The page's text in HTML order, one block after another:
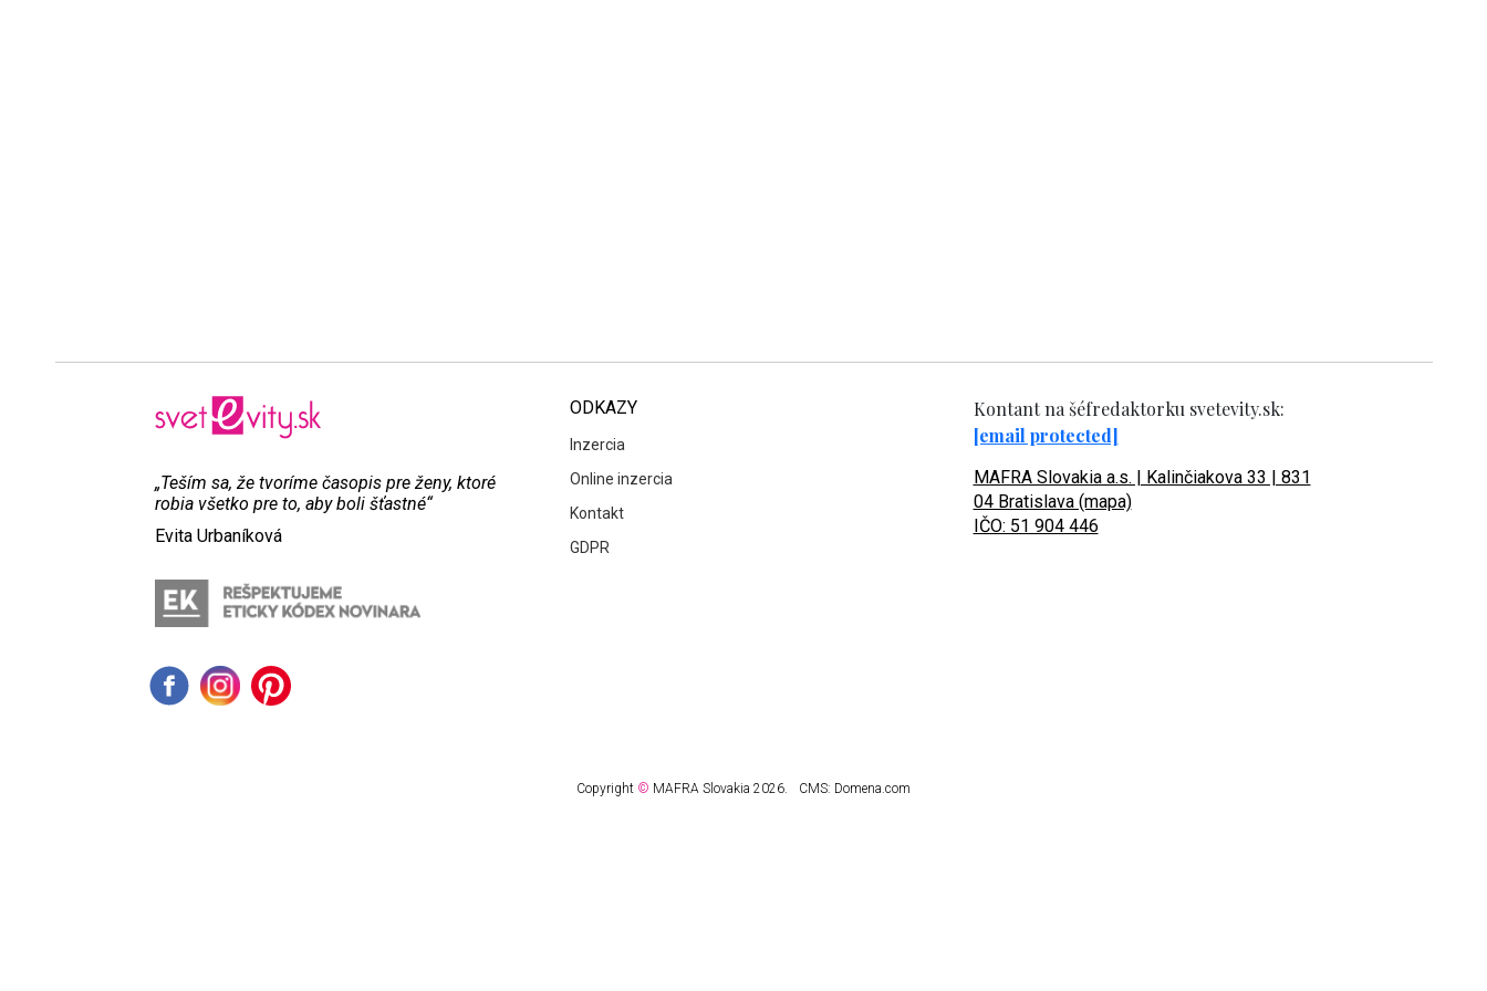
„Teším sa, že tvoríme časopis pre ženy, ktoré
robia všetko pre to, aby boli šťastné“
Evita Urbaníková
ODKAZY
Inzercia
Online inzercia
Kontakt
GDPR
Kontant na šéfredaktorku svetevity.sk:
[email protected]
MAFRA Slovakia a.s. | Kalinčiakova 33 | 831
04 Bratislava (mapa)
IČO: 51 904 446
Copyright © MAFRA Slovakia 2026. CMS: Domena.com